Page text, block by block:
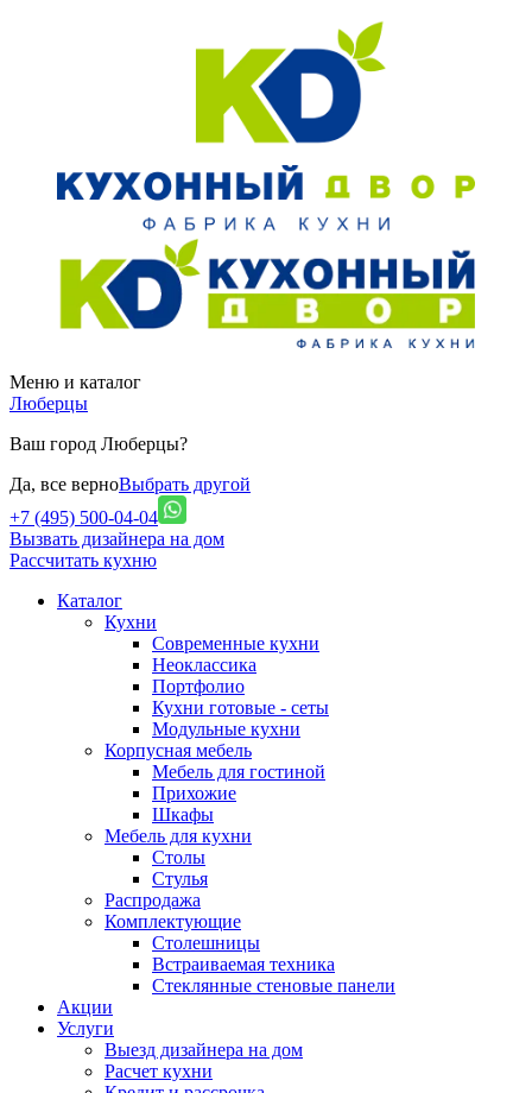
Меню и каталог
Люберцы
Ваш город Люберцы?
Да, все верноВыбрать другой
+7 (495) 500-04-04
Вызвать дизайнера на дом
Рассчитать кухню
Каталог
Кухни
Современные кухни
Неоклассика
Портфолио
Кухни готовые - сеты
Модульные кухни
Корпусная мебель
Мебель для гостиной
Прихожие
Шкафы
Мебель для кухни
Столы
Стулья
Распродажа
Комплектующие
Столешницы
Встраиваемая техника
Стеклянные стеновые панели
Акции
Услуги
Выезд дизайнера на дом
Расчет кухни